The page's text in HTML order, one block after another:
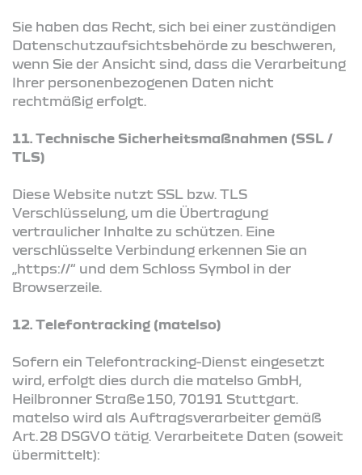
Sie haben das Recht, sich bei einer zuständigen
Datenschutzaufsichtsbehörde zu beschweren,
wenn Sie der Ansicht sind, dass die Verarbeitung
Ihrer personenbezogenen Daten nicht
rechtmäßig erfolgt.
11. Technische Sicherheitsmaßnahmen (SSL /
TLS)
Diese Website nutzt SSL bzw. TLS
Verschlüsselung, um die Übertragung
vertraulicher Inhalte zu schützen. Eine
verschlüsselte Verbindung erkennen Sie an
„https://“ und dem Schloss Symbol in der
Browserzeile.
12. Telefontracking (matelso)
Sofern ein Telefontracking-Dienst eingesetzt
wird, erfolgt dies durch die matelso GmbH,
Heilbronner Straße 150, 70191 Stuttgart.
matelso wird als Auftragsverarbeiter gemäß
Art. 28 DSGVO tätig. Verarbeitete Daten (soweit
übermittelt):